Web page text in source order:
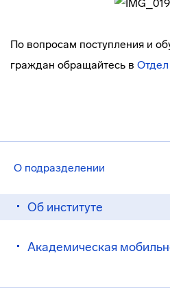
О подразделении
Об институте
Академическая
По вопросам поступления и
граждан обращайтесь в